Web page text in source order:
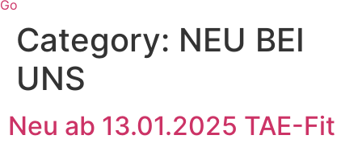
Go
Category: NEU BEI
UNS
Neu ab 13.01.2025 TAE-Fit